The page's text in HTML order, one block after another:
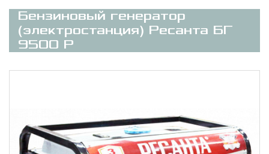
Вход в Личный Кабинет
Бензиновый генератор
(электростанция) Ресанта БГ
9500 Р